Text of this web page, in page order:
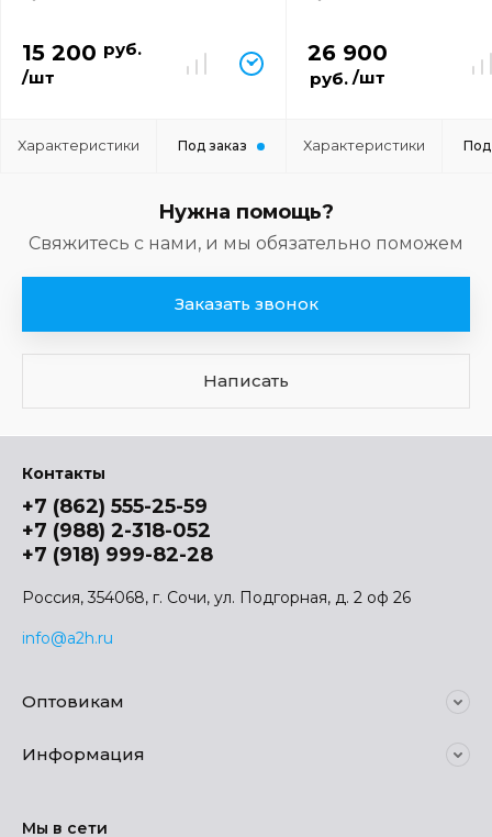
15 200 руб.
/шт
Характеристики Под заказ
26 900
руб. /шт
Характеристики Под
Нужна помощь?
Свяжитесь с нами, и мы обязательно поможем
Заказать звонок
Написать
Контакты
+7 (862) 555-25-59
+7 (988) 2-318-052
+7 (918) 999-82-28
Россия, 354068, г. Сочи, ул. Подгорная, д. 2 оф 26
info@a2h.ru
Оптовикам
Информация
Мы в сети